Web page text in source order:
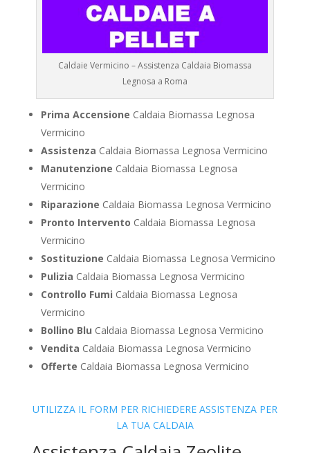
Caldaie Vermicino – Assistenza Caldaia Biomassa
Legnosa a Roma
Prima Accensione Caldaia Biomassa Legnosa
Vermicino
Assistenza Caldaia Biomassa Legnosa Vermicino
Manutenzione Caldaia Biomassa Legnosa
Vermicino
Riparazione Caldaia Biomassa Legnosa Vermicino
Pronto Intervento Caldaia Biomassa Legnosa
Vermicino
Sostituzione Caldaia Biomassa Legnosa Vermicino
Pulizia Caldaia Biomassa Legnosa Vermicino
Controllo Fumi Caldaia Biomassa Legnosa
Vermicino
Bollino Blu Caldaia Biomassa Legnosa Vermicino
Vendita Caldaia Biomassa Legnosa Vermicino
Offerte Caldaia Biomassa Legnosa Vermicino
UTILIZZA IL FORM PER RICHIEDERE ASSISTENZA PER
LA TUA CALDAIA